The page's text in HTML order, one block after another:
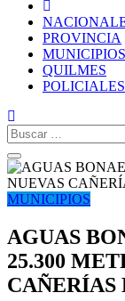
PROVINCIA
MUNICIPIOS
QUILMES
POLICIALES
Buscar:
MUNICIPIOS
AGUAS
25.300
CAÑERÍAS